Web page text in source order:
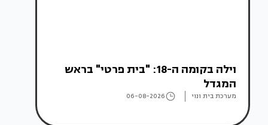
וילה בקומה ה-18: "בית פרטי" בראש
המגדל
מערכת בית ונוי 06-08-2026